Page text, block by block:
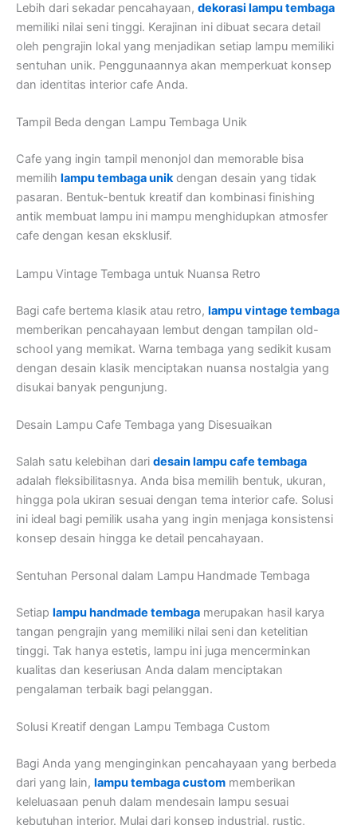
Lebih dari sekadar pencahayaan, dekorasi lampu tembaga
memiliki nilai seni tinggi. Kerajinan ini dibuat secara detail
oleh pengrajin lokal yang menjadikan setiap lampu memiliki
sentuhan unik. Penggunaannya akan memperkuat konsep
dan identitas interior cafe Anda.
Tampil Beda dengan Lampu Tembaga Unik
Cafe yang ingin tampil menonjol dan memorable bisa
memilih lampu tembaga unikdengan desain yang tidak
pasaran. Bentuk-bentuk kreatif dan kombinasi finishing
antik membuat lampu ini mampu menghidupkan atmosfer
cafe dengan kesan eksklusif.
Lampu Vintage Tembaga untuk Nuansa Retro
Bagi cafe bertema klasik atau retro, lampu vintage tembaga
memberikan pencahayaan lembut dengan tampilan old-
school yang memikat. Warna tembaga yang sedikit kusam
dengan desain klasik menciptakan nuansa nostalgia yang
disukai banyak pengunjung.
Desain Lampu Cafe Tembaga yang Disesuaikan
Salah satu kelebihan dari desain lampu cafe tembaga
adalah fleksibilitasnya. Anda bisa memilih bentuk, ukuran,
hingga pola ukiran sesuai dengan tema interior cafe. Solusi
ini ideal bagi pemilik usaha yang ingin menjaga konsistensi
konsep desain hingga ke detail pencahayaan.
Sentuhan Personal dalam Lampu Handmade Tembaga
Setiap lampu handmade tembaga merupakan hasil karya
tangan pengrajin yang memiliki nilai seni dan ketelitian
tinggi. Tak hanya estetis, lampu ini juga mencerminkan
kualitas dan keseriusan Anda dalam menciptakan
pengalaman terbaik bagi pelanggan.
Solusi Kreatif dengan Lampu Tembaga Custom
Bagi Anda yang menginginkan pencahayaan yang berbeda
dari yang lain, lampu tembaga custom memberikan
keleluasaan penuh dalam mendesain lampu sesuai
kebutuhan interior. Mulai dari konsep industrial, rustic,